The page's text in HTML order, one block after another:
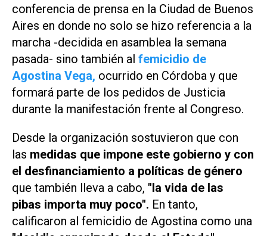
conferencia de prensa en la Ciudad de Buenos
Aires en donde no solo se hizo referencia a la
marcha -decidida en asamblea la semana
pasada- sino también al femicidio de
Agostina Vega, ocurrido en Córdoba y que
formará parte de los pedidos de Justicia
durante la manifestación frente al Congreso.
Desde la organización sostuvieron que con
las medidas que impone este gobierno y con
el desfinanciamiento a políticas de género
que también lleva a cabo, "la vida de las
pibas importa muy poco". En tanto,
calificaron al femicidio de Agostina como una